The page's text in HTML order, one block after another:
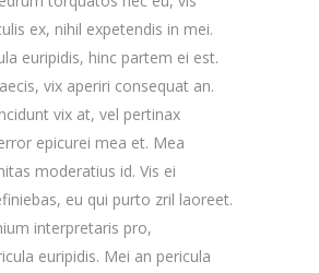
ex, nihil expetendis in mei.
euripidis, hinc partem ei est.
vix aperiri consequat an.
vix at, vel pertinax
epicurei mea et. Mea
moderatius id. Vis ei
eu qui purto zril laoreet.
interpretaris pro,
euripidis. Mei an pericula